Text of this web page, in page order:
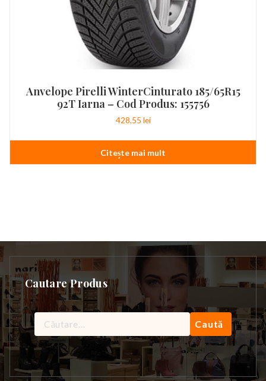
Anvelope Pirelli WinterCinturato 185/65R15
92T Iarna – Cod Produs: 155756
428,55 lei
Citește mai mult
Cautare Produs
Caută
după: